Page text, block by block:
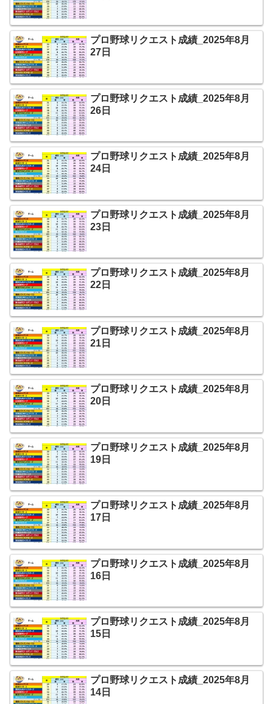
プロ野球リクエスト成績_2025年8月
27日
プロ野球リクエスト成績_2025年8月
26日
プロ野球リクエスト成績_2025年8月
24日
プロ野球リクエスト成績_2025年8月
23日
プロ野球リクエスト成績_2025年8月
22日
プロ野球リクエスト成績_2025年8月
21日
プロ野球リクエスト成績_2025年8月
20日
プロ野球リクエスト成績_2025年8月
19日
プロ野球リクエスト成績_2025年8月
17日
プロ野球リクエスト成績_2025年8月
16日
プロ野球リクエスト成績_2025年8月
15日
プロ野球リクエスト成績_2025年8月
14日